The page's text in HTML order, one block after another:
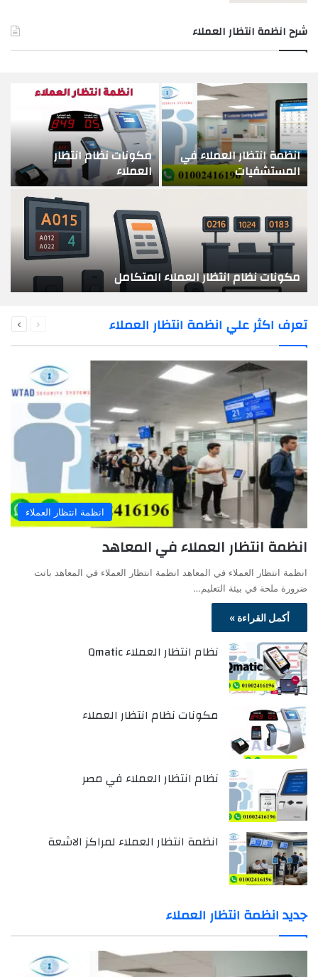
شرح انظمة انتظار العملاء
انظمة انتظار العملاء في
المستشفيات
مكونات نظام انتظار
العملاء
مكونات نظام انتظار العملاء المتكامل
تعرف اكثر علي انظمة انتظار العملاء
الصفحة
انظمة انتظار العملاء
انظمة انتظار العملاء في المعاهد
انظمة انتظار العملاء في المعاهد انظمة انتظار العملاء في المعاهد باتت
ضرورة ملحة في بيئة التعليم…
أكمل القراءة »
نظام انتظار العملاء Qmatic
مكونات نظام انتظار العملاء
نظام انتظار العملاء في مصر
انظمة انتظار العملاء لمراكز الاشعة
جديد انظمة انتظار العملاء